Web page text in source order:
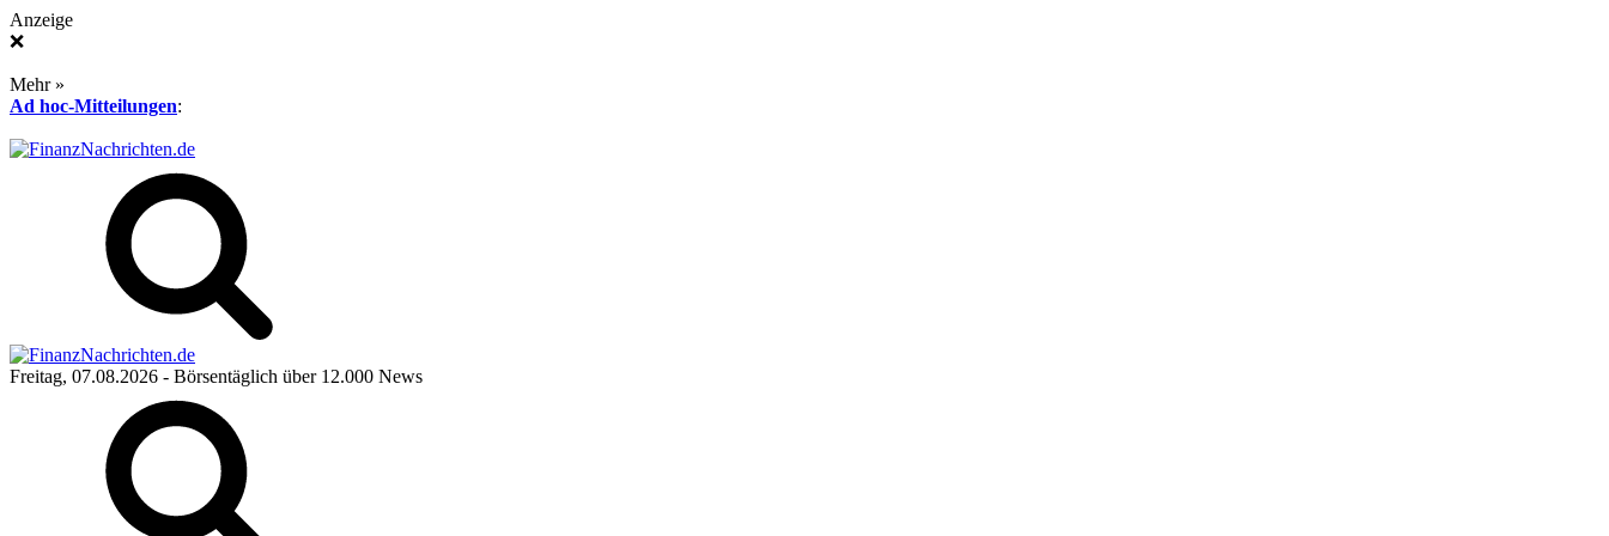
Anzeige
❌
Mehr »
Ad hoc-Mitteilungen:
Freitag, 07.08.2026 - Börsentäglich über 12.000 News